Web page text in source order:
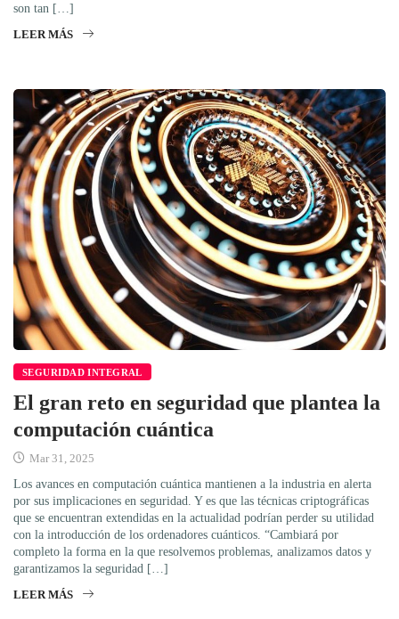
son tan […]
LEER MÁS
SEGURIDAD INTEGRAL
El gran reto en seguridad que plantea la
computación cuántica
Mar 31, 2025
Los avances en computación cuántica mantienen a la industria en alerta
por sus implicaciones en seguridad. Y es que las técnicas criptográficas
que se encuentran extendidas en la actualidad podrían perder su utilidad
con la introducción de los ordenadores cuánticos. “Cambiará por
completo la forma en la que resolvemos problemas, analizamos datos y
garantizamos la seguridad […]
LEER MÁS